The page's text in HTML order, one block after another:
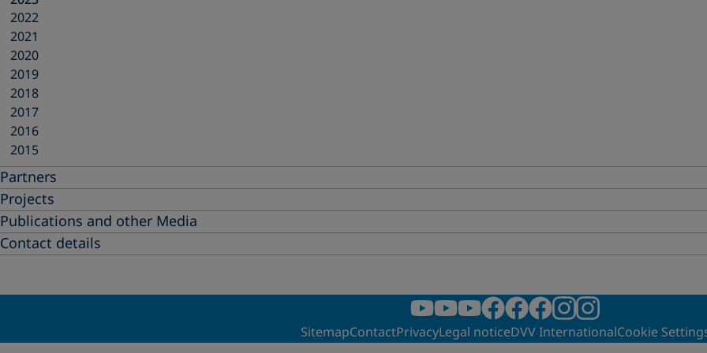
2022
2021
2020
2019
2018
2017
2016
2015
Partners
Projects
Publications and other Media
Contact details
SitemapContactPrivacyLegal noticeDVV InternationalCookie